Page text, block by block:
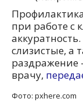
при работе с
слизистые, а
раздражение
врачу,
Фото: pxhere.com